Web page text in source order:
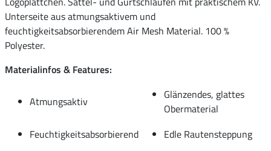
Unterseite aus atmungsaktivem und
feuchtigkeitsabsorbierendem Air Mesh Material. 100 %
Polyester.
Materialinfos & Features:
Atmungsaktiv
Glänzendes, glattes
Obermaterial
Feuchtigkeitsabsorbierend
Edle Rautensteppung